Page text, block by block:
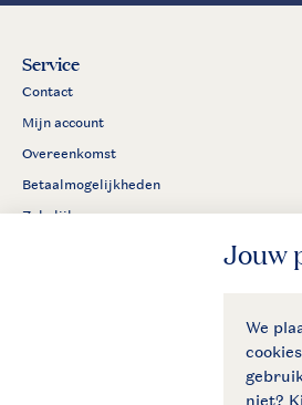
Service
Contact
Mijn account
Overeenkomst
Betaalmogelijkheden
Zakelijk